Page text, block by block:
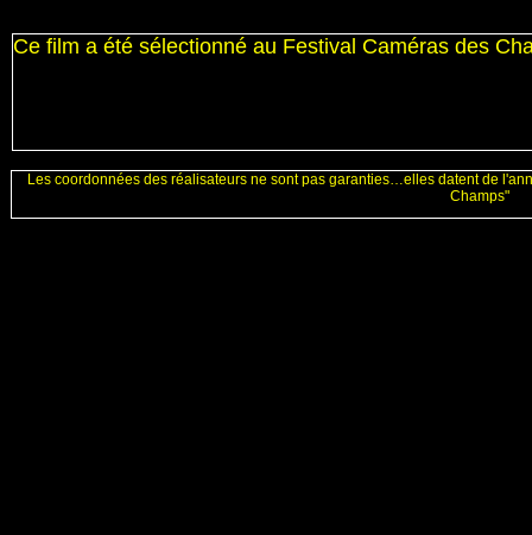
Les coordonnées des réalisateurs ne sont pas garanties…elles datent de
Champs"
Ce film a été sélectionné au Festival Caméras des